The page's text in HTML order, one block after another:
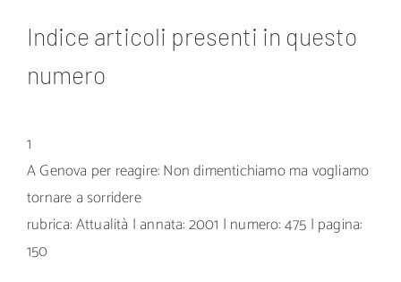
Indice articoli presenti in questo
numero
1
A Genova per reagire: Non dimentichiamo ma vogliamo
tornare a sorridere
rubrica: Attualità | annata: 2001 | numero: 475 | pagina:
150